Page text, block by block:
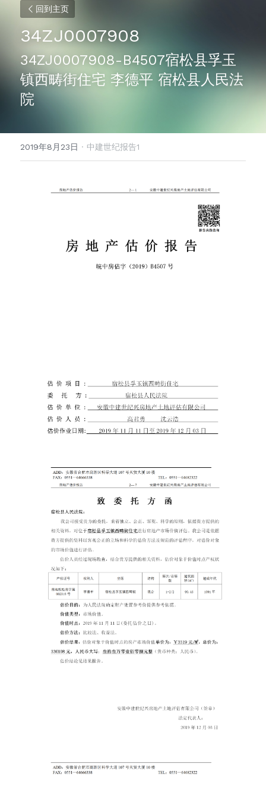
回到主页
34ZJ0007908
34ZJ0007908-B4507宿松县孚玉
镇西畴街住宅 李德平 宿松县人民法
院
2019年8月23日 · 中建世纪报告1